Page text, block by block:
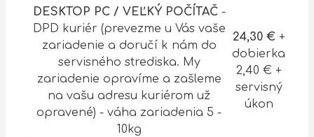
DESKTOP PC / VEĽKÝ POČÍTAČ-
DPD kuriér (prevezme u Vás vaše
zariadenie a doručí k nám do
servisného strediska. My
zariadenie opravíme a zašleme
na vašu adresu kuriérom už
opravené) - váha zariadenia 5 -
10kg
24,30 €+
dobierka
2,40 € +
servisný
úkon